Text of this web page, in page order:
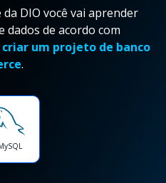
DIO você vai aprender
dados de acordo com
criar um projeto de banco
.